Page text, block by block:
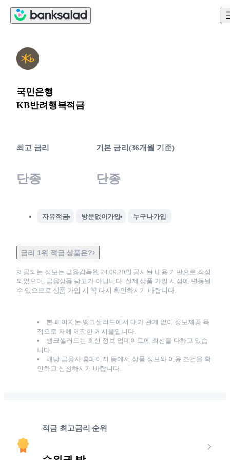
국민은행
KB반려행복적금
최고 금리
단종
기본 금리(36개월 기준)
단종
자유적금 방문없이가입 누구나가입
금리 1위 적금 상품은?
제공되는 정보는 금융감독원24.09.20일 공시된 내용 기반으로 작성
되었으며, 금융상품 광고가 아닙니다. 실제 상품 가입 시점에 변동될
수 있으므로 상품 가입 시 꼭 다시 확인하시기 바랍니다.
본 페이지는 뱅크샐러드에서 대가 관계 없이 정보제공 목
적으로 자체 제작한 게시물입니다.
뱅크샐러드는 최신 정보 업데이트에 최선을 다하고 있습
니다.
해당 금융사 홈페이지 등에서 상품 정보와 이용 조건을 확
인하고 신청하시기 바랍니다.
적금 최고금리 순위